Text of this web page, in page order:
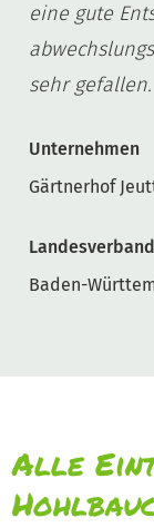
eine gute
sehr gefallen.
Unternehmen
Gärtnerhof
Landesverband
Baden-
Alle